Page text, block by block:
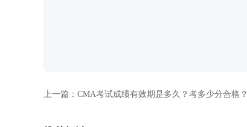
上一篇： CMA考试成绩有效期是多久？考多少分合格？